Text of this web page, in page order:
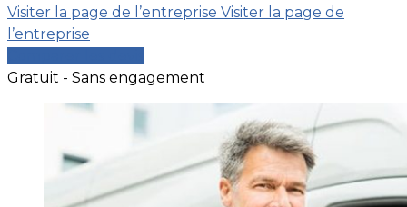
Visiter la page de l’entreprise Visiter la page de
l’entreprise
Gratuit - Sans engagement